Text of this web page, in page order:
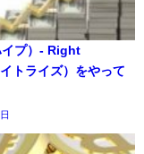
イプ）- Right
トライズ）をやって